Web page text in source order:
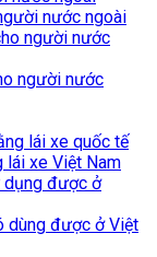
nước ngoài
người nước
người nước
lái xe quốc tế
lái xe Việt Nam
dụng được ở
dùng được ở Việt